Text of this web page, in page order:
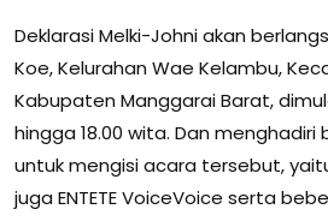
Deklarasi Melki-Johni akan
Koe, Kelurahan Wae Kelambu,
Kabupaten Manggarai Barat,
hingga 18.00 wita. Dan
untuk mengisi acara tersebut,
juga ENTETE VoiceVoice serta